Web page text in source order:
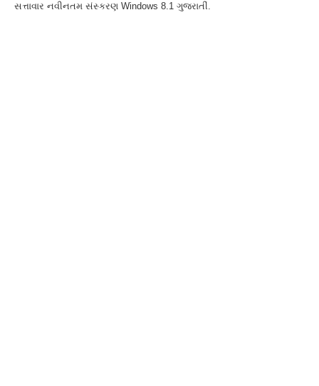
સત્તાવાર નવીનતમ સંસ્કરણ Windows 8.1 ગુજરાતીં.